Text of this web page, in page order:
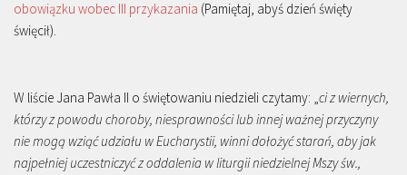
obowiązku wobec III przykazania (Pamiętaj, abyś dzień święty
święcił).
W liście Jana Pawła II o świętowaniu niedzieli czytamy: „ci z wiernych,
którzy z powodu choroby, niesprawności lub innej ważnej przyczyny
nie mogą wziąć udziału w Eucharystii, winni dołożyć starań, aby jak
najpełniej uczestniczyć z oddalenia w liturgii niedzielnej Mszy św.,